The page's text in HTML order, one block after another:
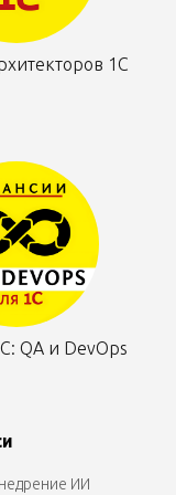
1С
QA и DevOps
ИИ